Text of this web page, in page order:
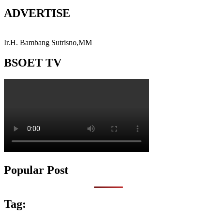
ADVERTISE
Ir.H. Bambang Sutrisno,MM
BSOET TV
Popular Post
Tag: